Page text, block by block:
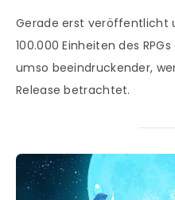
Gerade erst veröffentlicht
100.000 Einheiten des
umso beeindruckender,
Release betrachtet.